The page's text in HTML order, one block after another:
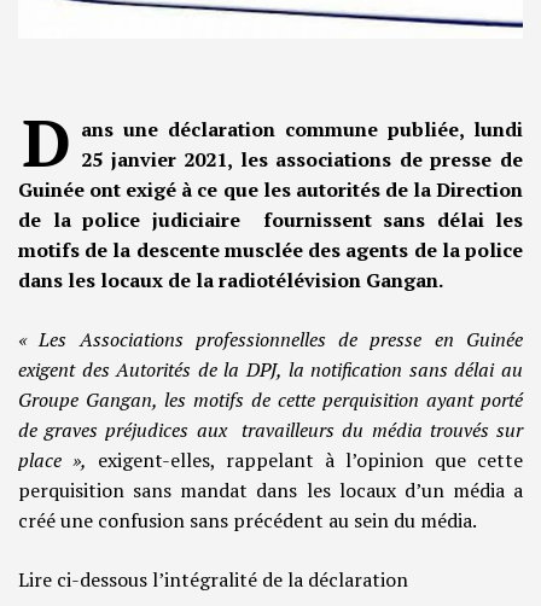
D ans une déclaration commune publiée, lundi
25 janvier 2021, les associations de presse de
Guinée ont exigé à ce que les autorités de la Direction
de la police judiciaire fournissent sans délai les
motifs de la descente musclée des agents de la police
dans les locaux de la radiotélévision Gangan.
« Les Associations professionnelles de presse en Guinée
exigent des Autorités de la DPJ, la notification sans délai au
Groupe Gangan, les motifs de cette perquisition ayant porté
de graves préjudices aux travailleurs du média trouvés sur
place », exigent-elles, rappelant à l’opinion que cette
perquisition sans mandat dans les locaux d’un média a
créé une confusion sans précédent au sein du média.
Lire ci-dessous l’intégralité de la déclaration